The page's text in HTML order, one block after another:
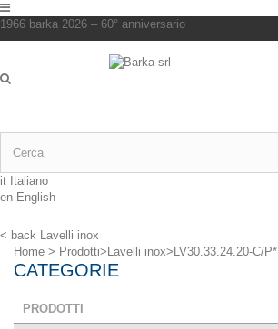
1966 barka 2026 – 60° anniversario
it Italiano
en English
< back Lavelli inox
Home > Prodotti> Lavelli inox> LV30.33.24.20-C/P*
CATEGORIE
PRODOTTI